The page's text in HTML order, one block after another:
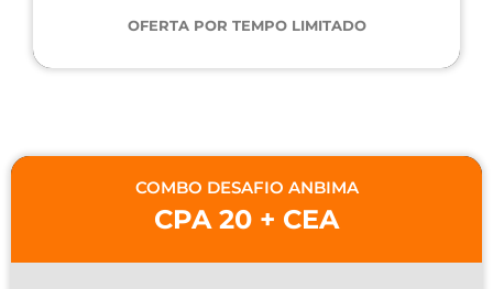
OFERTA POR TEMPO LIMITADO
COMBO DESAFIO ANBIMA
CPA 20 + CEA